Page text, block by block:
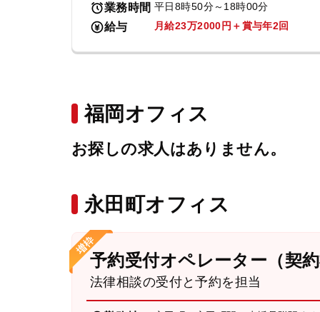
業務時間 平日8時50分～18時00分
給与 月給23万2000円＋賞与年2回
福岡オフィス
お探しの求人はありません。
永田町オフィス
予約受付オペレーター（契
法律相談の受付と予約を担当